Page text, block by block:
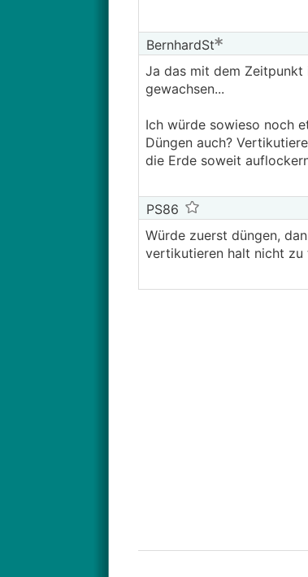
BernhardSt
Ja das mit dem Zeitpunkt
gewachsen...
Ich würde sowieso noch
Düngen auch?
die Erde soweit
PS86
Würde zuerst düngen,
vertikutieren halt nicht zu